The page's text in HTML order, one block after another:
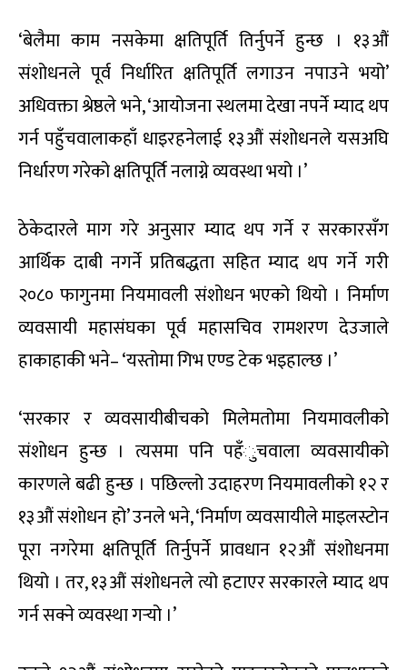
‘बेलैमा काम नसकेमा क्षतिपूर्ति तिर्नुपर्ने हुन्छ । १३औं
संशोधनले पूर्व निर्धारित क्षतिपूर्ति लगाउन नपाउने भयो’
अधिवक्ता श्रेष्ठले भने, ‘आयोजना स्थलमा देखा नपर्ने म्याद थप
गर्न पहुँचवालाकहाँ धाइरहनेलाई १३औं संशोधनले यसअघि
निर्धारण गरेको क्षतिपूर्ति नलाग्ने व्यवस्था भयो ।’
ठेकेदारले माग गरे अनुसार म्याद थप गर्ने र सरकारसँग
आर्थिक दाबी नगर्ने प्रतिबद्धता सहित म्याद थप गर्ने गरी
२०८० फागुनमा नियमावली संशोधन भएको थियो । निर्माण
व्यवसायी महासंघका पूर्व महासचिव रामशरण देउजाले
हाकाहाकी भने– ‘यस्तोमा गिभ एण्ड टेक भइहाल्छ ।’
‘सरकार र व्यवसायीबीचको मिलेमतोमा नियमावलीको
संशोधन हुन्छ । त्यसमा पनि पहँुचवाला व्यवसायीको
कारणले बढी हुन्छ । पछिल्लो उदाहरण नियमावलीको १२ र
१३औं संशोधन हो’ उनले भने, ‘निर्माण व्यवसायीले माइलस्टोन
पूरा नगरेमा क्षतिपूर्ति तिर्नुपर्ने प्रावधान १२औं संशोधनमा
थियो । तर, १३औं संशोधनले त्यो हटाएर सरकारले म्याद थप
गर्न सक्ने व्यवस्था गर्‍यो ।’